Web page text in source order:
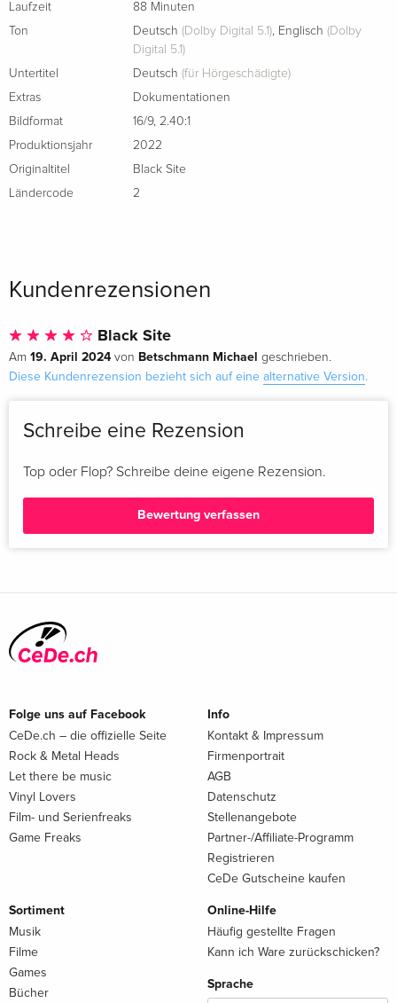
Laufzeit
88 Minuten
Ton
Deutsch (Dolby Digital 5.1), Englisch (Dolby
Digital 5.1)
Untertitel
Deutsch (für Hörgeschädigte)
Extras
Dokumentationen
Bildformat
16/9, 2.40:1
Produktionsjahr
2022
Originaltitel
Black Site
Ländercode
2
Kundenrezensionen
Black Site
Am 19. April 2024 von Betschmann Michael geschrieben.
Diese Kundenrezension bezieht sich auf eine alternative Version.
Schreibe eine Rezension
Top oder Flop? Schreibe deine eigene Rezension.
Bewertung verfassen
Folge uns auf Facebook
CeDe.ch – die offizielle Seite
Rock & Metal Heads
Let there be music
Vinyl Lovers
Film- und Serienfreaks
Game Freaks
Info
Kontakt & Impressum
Firmenportrait
AGB
Datenschutz
Stellenangebote
Partner-/Affiliate-Programm
Registrieren
CeDe Gutscheine kaufen
Sortiment
Musik
Filme
Games
Bücher
Online-Hilfe
Häufig gestellte Fragen
Kann ich Ware zurückschicken?
Sprache